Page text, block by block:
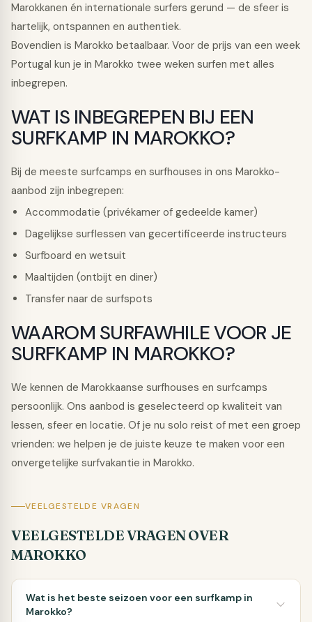
Marokkanen én internationale surfers gerund — de sfeer is
hartelijk, ontspannen en authentiek.
Bovendien is Marokko betaalbaar. Voor de prijs van een week
Portugal kun je in Marokko twee weken surfen met alles
inbegrepen.
WAT IS INBEGREPEN BIJ EEN
SURFKAMP IN MAROKKO?
Bij de meeste surfcamps en surfhouses in ons Marokko-
aanbod zijn inbegrepen:
Accommodatie (privékamer of gedeelde kamer)
Dagelijkse surflessen van gecertificeerde instructeurs
Surfboard en wetsuit
Maaltijden (ontbijt en diner)
Transfer naar de surfspots
WAAROM SURFAWHILE VOOR JE
SURFKAMP IN MAROKKO?
We kennen de Marokkaanse surfhouses en surfcamps
persoonlijk. Ons aanbod is geselecteerd op kwaliteit van
lessen, sfeer en locatie. Of je nu solo reist of met een groep
vrienden: we helpen je de juiste keuze te maken voor een
onvergetelijke surfvakantie in Marokko.
VEELGESTELDE VRAGEN
VEELGESTELDE VRAGEN OVER
MAROKKO
Wat is het beste seizoen voor een surfkamp in
Marokko?